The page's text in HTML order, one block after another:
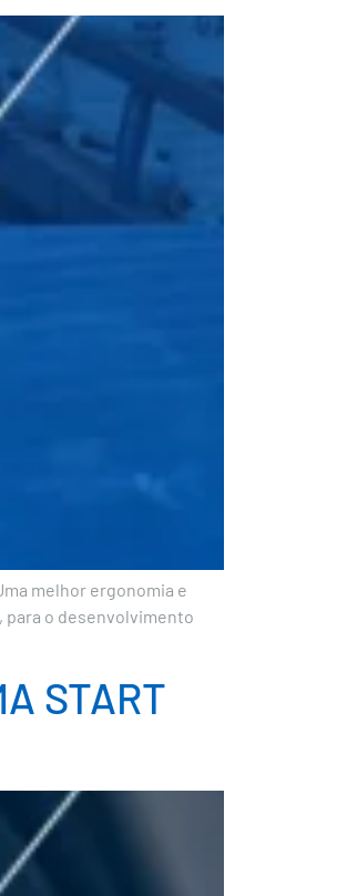
melhor ergonomia e
para o desenvolvimento
START